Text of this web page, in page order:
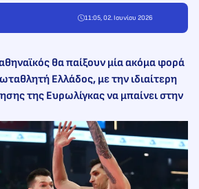
11:05, 02. Ιουνίου 2026
θα παίξουν μία ακόμα φορά
Ελλάδος, με την ιδιαίτερη
της Ευρωλίγκας να μπαίνει στην